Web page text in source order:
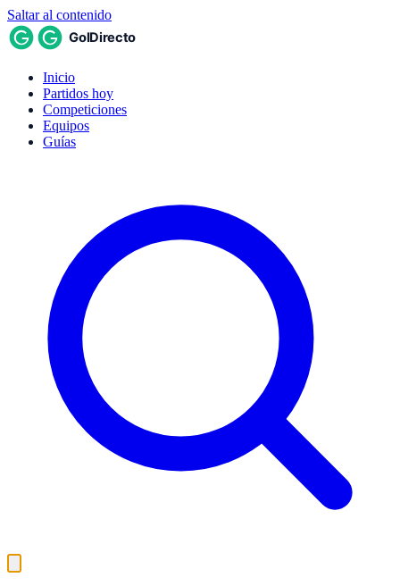
Saltar al contenido
Inicio
Partidos hoy
Competiciones
Equipos
Guías